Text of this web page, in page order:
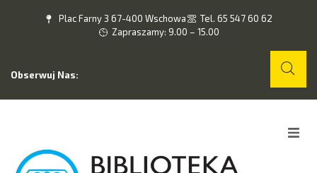
Plac Farny 3 67-400 Wschowa
Tel. 65 547 60 62
Zapraszamy: 9.00 – 15.00
Obserwuj Nas: